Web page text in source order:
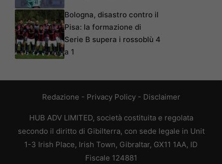
Bologna, disastro contro il
Pisa: la formazione di
Serie B supera i rossoblù 4
a 1
Redazione - Privacy Policy- Disclaimer
HUB ADV LIMITED, società costituita e regolata
secondo il diritto di Gibilterra, con sede legale in Unit
1-3 Irish Place, Irish Town, Gibraltar, GX11 1AA, ID
Fiscale 124881